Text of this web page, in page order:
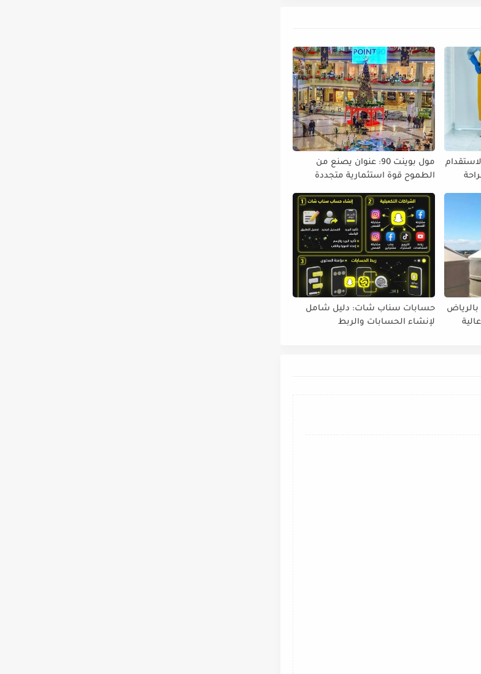
مول بوينت 90: عنوان يصنع من
الطموح قوة استثمارية متجددة
حسابات سناب شات: دليل شامل
لإنشاء الحسابات والربط